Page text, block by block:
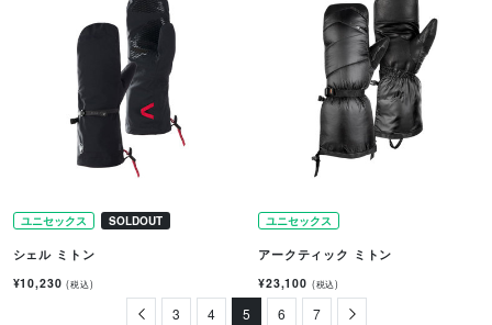
ユニセックス SOLDOUT
シェル ミトン
¥10,230(税込)
ユニセックス
アークティック ミトン
¥23,100 (税込)
Previous
3 4 5 6 7